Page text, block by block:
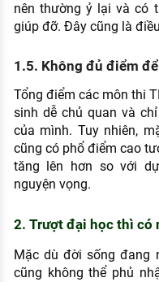
nên thường ỷ lại và có
giúp đỡ. Đây cũng là
1.5. Không đủ điểm
Tổng điểm các môn thi
sinh dễ chủ quan và
của mình. Tuy nhiên,
cũng có phổ điểm cao
tăng lên hơn so với
nguyện vọng.
2. Trượt đại học thì có
Mặc dù đời sống đang
cũng không thể phủ